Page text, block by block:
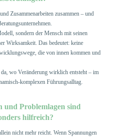
Zusammenarbeiten zusammen – und
sondern der Mensch mit seinen
Wirksamkeit. Das bedeutet: keine
die von innen kommen und
wo Veränderung wirklich entsteht – im
komplexen Führungsalltag.
und Problemlagen sind
hilfreich?
nicht mehr reicht. Wenn Spannungen